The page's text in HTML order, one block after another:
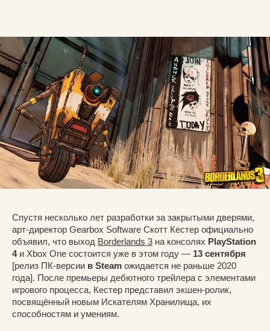
Спустя несколько лет разработки за закрытыми дверями,
арт-директор Gearbox Software Скотт Кестер официально
объявил, что выход Borderlands 3 на консолях PlayStation
4и Xbox One состоится уже в этом году — 13 сентября
[релиз ПК-версии в Steam ожидается не раньше 2020
года]. После премьеры дебютного трейлера с элементами
игрового процесса, Кестер представил экшен-ролик,
посвящённый новым Искателям Хранилища, их
способностям и умениям.